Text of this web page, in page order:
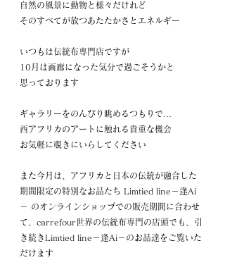
自然の風景に動物と様々だけれど
そのすべてが放つあたたかさとエネルギー
いつもは伝統布専門店ですが
10月は画廊になった気分で過ごそうかと
思っております
ギャラリーをのんびり眺めるつもりで…
西アフリカのアートに触れる貴重な機会
お気軽に覗きにいらしてください
また今月は、アフリカと日本の伝統が融合した
期間限定の特別なお品たち Limtied line－逢Ai
－ のオンラインショップでの販売期間に合わせ
て、carrefour世界の伝統布専門の店頭でも、引
き続きLimtied line－逢Ai－のお品達をご覧いた
だけます